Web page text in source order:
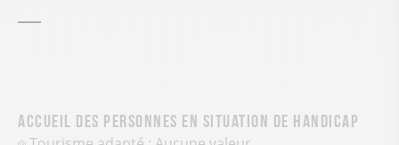
Accueil des personnes en situation de handicap